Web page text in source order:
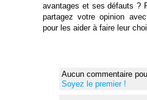
avantages et ses défauts ?
partagez votre opinion
pour les aider à faire leur
Aucun commentaire
Soyez le premier !